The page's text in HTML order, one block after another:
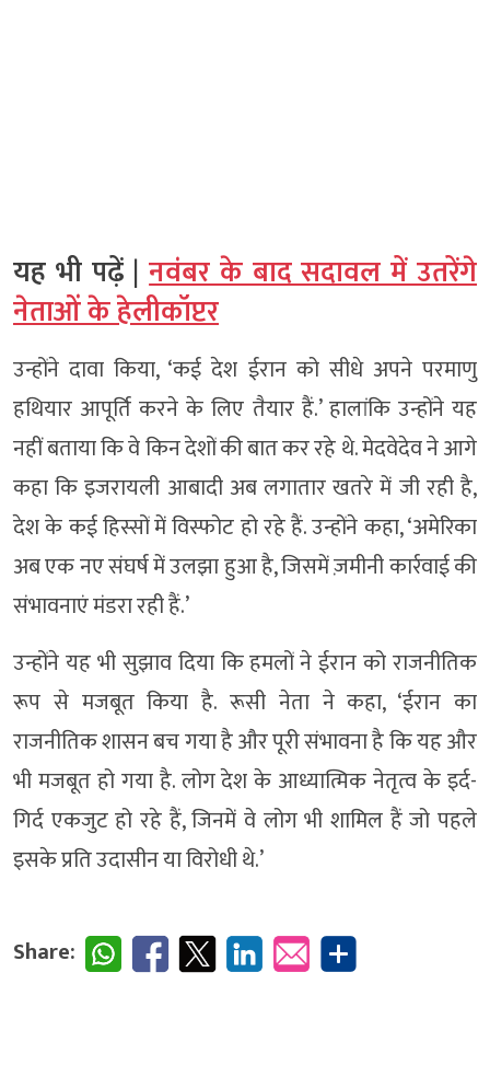
यह भी पढ़ें |नवंबर के बाद सदावल में उतरेंगे
नेताओं के हेलीकॉप्टर
उन्होंने दावा किया, ‘कई देश ईरान को सीधे अपने परमाणु
हथियार आपूर्ति करने के लिए तैयार हैं.’ हालांकि उन्होंने यह
नहीं बताया कि वे किन देशों की बात कर रहे थे. मेदवेदेव ने आगे
कहा कि इजरायली आबादी अब लगातार खतरे में जी रही है,
देश के कई हिस्सों में विस्फोट हो रहे हैं. उन्होंने कहा, ‘अमेरिका
अब एक नए संघर्ष में उलझा हुआ है, जिसमें ज़मीनी कार्रवाई की
संभावनाएं मंडरा रही हैं.’
उन्होंने यह भी सुझाव दिया कि हमलों ने ईरान को राजनीतिक
रूप से मजबूत किया है. रूसी नेता ने कहा, ‘ईरान का
राजनीतिक शासन बच गया है और पूरी संभावना है कि यह और
भी मजबूत हो गया है. लोग देश के आध्यात्मिक नेतृत्व के इर्द-
गिर्द एकजुट हो रहे हैं, जिनमें वे लोग भी शामिल हैं जो पहले
इसके प्रति उदासीन या विरोधी थे.’
Share: